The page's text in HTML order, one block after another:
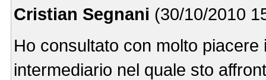
Cristian Segnani (30/10/2010
Ho consultato con molto
intermediario nel quale sto